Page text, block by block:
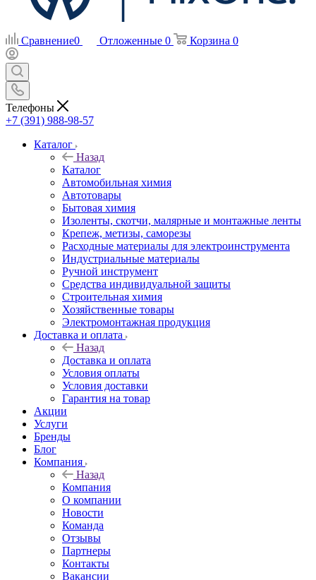
Сравнение0 Отложенные 0 Корзина 0
Телефоны
+7 (391) 988-98-57
Каталог
Назад
Каталог
Автомобильная химия
Автотовары
Бытовая химия
Изоленты, скотчи, малярные и монтажные ленты
Крепеж, метизы, саморезы
Расходные материалы для электроинструмента
Индустриальные материалы
Ручной инструмент
Средства индивидуальной защиты
Строительная химия
Хозяйственные товары
Электромонтажная продукция
Доставка и оплата
Назад
Доставка и оплата
Условия оплаты
Условия доставки
Гарантия на товар
Акции
Услуги
Бренды
Блог
Компания
Назад
Компания
О компании
Новости
Команда
Отзывы
Партнеры
Контакты
Вакансии